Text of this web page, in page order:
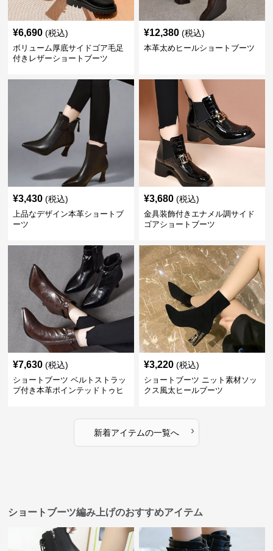
¥6,690 (税込)
ボリューム厚底サイドゴア毛足
付きレザーショートブーツ
¥12,380 (税込)
本革太めヒールショートブーツ
¥3,430 (税込)
上品なデザイン本革ショートブ
ーツ
¥3,680 (税込)
金具装飾付きエナメル調サイド
ゴアショートブーツ
¥7,630 (税込)
ショートブーツ ベルトストラッ
プ付き本革ポインテッドトゥヒ
¥3,220 (税込)
ショートブーツ ニット素材ソッ
クス風太ヒールブーツ
新着アイテムの一覧へ ›
ショートブーツ編み上げのおすすめアイテム